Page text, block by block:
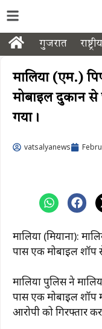
गुजरात राष्ट्रीय
मालिया (एम.)
मोबाइल दुकान से
गया।
vatsalyanews
मालिया (मियाना):
पास एक मोबाइल शॉप
मालिया पुलिस ने
पास एक मोबाइल शॉप
आरोपी को गिरफ्तार